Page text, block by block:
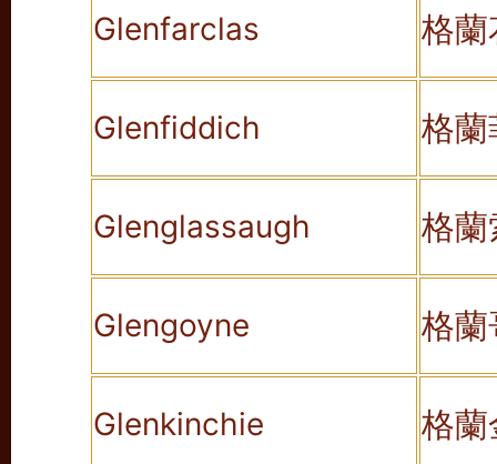
Glenfarclas 格蘭
Glenfiddich 格蘭
Glenglassaugh 格蘭
Glengoyne 格蘭
Glenkinchie 格蘭